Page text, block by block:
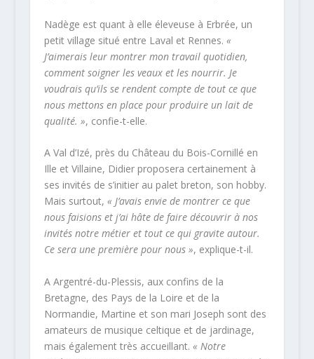
Nadège est quant à elle éleveuse à Erbrée, un
petit village situé entre Laval et Rennes. «
J’aimerais leur montrer mon travail quotidien,
comment soigner les veaux et les nourrir. Je
voudrais qu’ils se rendent compte de tout ce que
nous mettons en place pour produire un lait de
qualité. », confie-t-elle.
A Val d’Izé, près du Château du Bois-Cornillé en
Ille et Villaine, Didier proposera certainement à
ses invités de s’initier au palet breton, son hobby.
Mais surtout, « J’avais envie de montrer ce que
nous faisions et j’ai hâte de faire découvrir à nos
invités notre métier et tout ce qui gravite autour.
Ce sera une première pour nous », explique-t-il.
A Argentré-du-Plessis, aux confins de la
Bretagne, des Pays de la Loire et de la
Normandie, Martine et son mari Joseph sont des
amateurs de musique celtique et de jardinage,
mais également très accueillant. « Notre